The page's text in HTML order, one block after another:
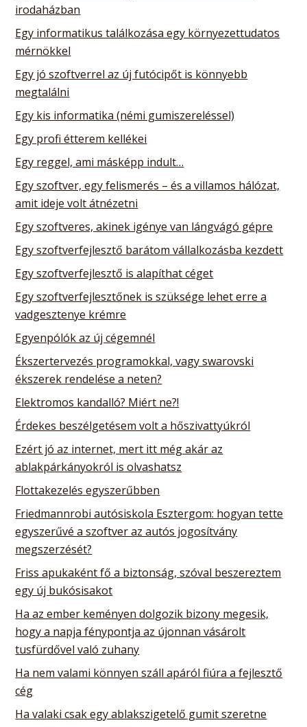
irodaházban
Egy informatikus találkozása egy környezettudatos
mérnökkel
Egy jó szoftverrel az új futócipőt is könnyebb
megtalálni
Egy kis informatika (némi gumiszereléssel)
Egy profi étterem kellékei
Egy reggel, ami másképp indult…
Egy szoftver, egy felismerés – és a villamos hálózat,
amit ideje volt átnézetni
Egy szoftveres, akinek igénye van lángvágó gépre
Egy szoftverfejlesztő barátom vállalkozásba kezdett
Egy szoftverfejlesztő is alapíthat céget
Egy szoftverfejlesztőnek is szüksége lehet erre a
vadgesztenye krémre
Egyenpólók az új cégemnél
Ékszertervezés programokkal, vagy swarovski
ékszerek rendelése a neten?
Elektromos kandalló? Miért ne?!
Érdekes beszélgetésem volt a hőszivattyúkról
Ezért jó az internet, mert itt még akár az
ablakpárkányokról is olvashatsz
Flottakezelés egyszerűbben
Friedmannrobi autósiskola Esztergom: hogyan tette
egyszerűvé a szoftver az autós jogosítvány
megszerzését?
Friss apukaként fő a biztonság, szóval beszereztem
egy új bukósisakot
Ha az ember keményen dolgozik bizony megesik,
hogy a napja fénypontja az újonnan vásárolt
tusfürdővel való zuhany
Ha nem valami könnyen száll apáról fiúra a fejlesztő
cég
Ha valaki csak egy ablakszigetelő gumit szeretne